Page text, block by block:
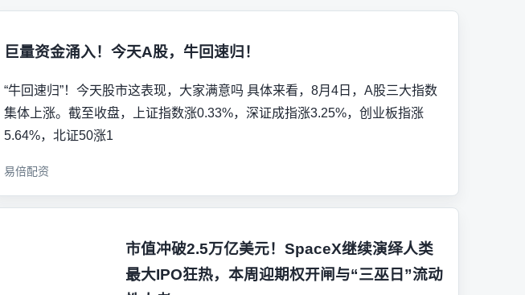
巨量资金涌入！今天A股，牛回速归！
“牛回速归”！今天股市这表现，大家满意吗 具体来看，8月4日，A股三大指数
集体上涨。截至收盘，上证指数涨0.33%，深证成指涨3.25%，创业板指涨
5.64%，北证50涨1
易倍配资
市值冲破2.5万亿美元！SpaceX继续演绎人类
最大IPO狂热，本周迎期权开闸与“三巫日”流动